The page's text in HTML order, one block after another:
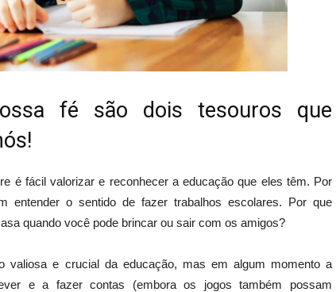
fé são dois tesouros que
é fácil valorizar e reconhecer a educação que eles têm. Por
entender o sentido de fazer trabalhos escolares. Por que
quando você pode brincar ou sair com os amigos?
valiosa e crucial da educação, mas em algum momento a
e a fazer contas (embora os jogos também possam